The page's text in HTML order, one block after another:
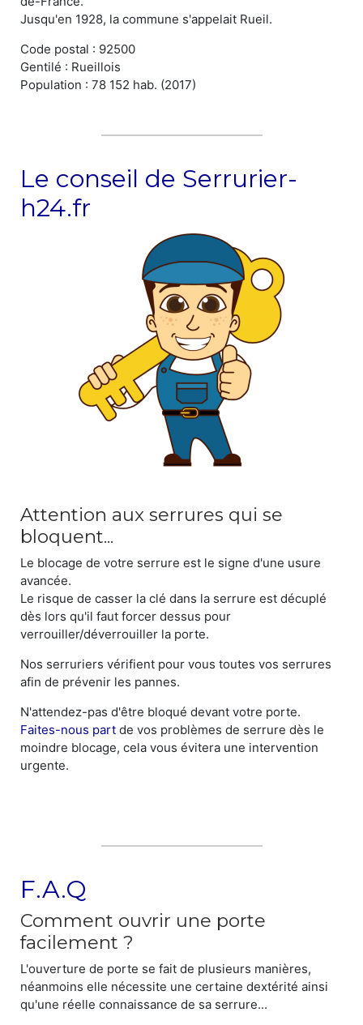
Jusqu'en 1928, la commune s'appelait Rueil.
Code postal : 92500
Gentilé : Rueillois
Population : 78 152 hab. (2017)
Le conseil de Serrurier-
h24.fr
Attention aux serrures qui se
bloquent...
Le blocage de votre serrure est le signe d'une usure
avancée.
Le risque de casser la clé dans la serrure est décuplé
dès lors qu'il faut forcer dessus pour
verrouiller/déverrouiller la porte.
Nos serruriers vérifient pour vous toutes vos serrures
afin de prévenir les pannes.
N'attendez-pas d'être bloqué devant votre porte.
Faites-nous part de vos problèmes de serrure dès le
moindre blocage, cela vous évitera une intervention
urgente.
F.A.Q
Comment ouvrir une porte
facilement ?
L'ouverture de porte se fait de plusieurs manières,
néanmoins elle nécessite une certaine dextérité ainsi
qu'une réelle connaissance de sa serrure...